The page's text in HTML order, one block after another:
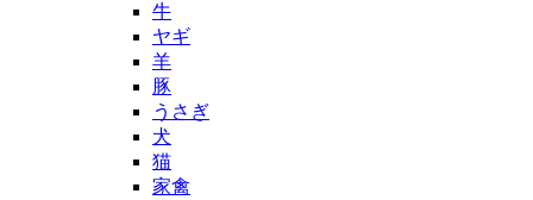
牛
ヤギ
羊
豚
うさぎ
犬
猫
家禽